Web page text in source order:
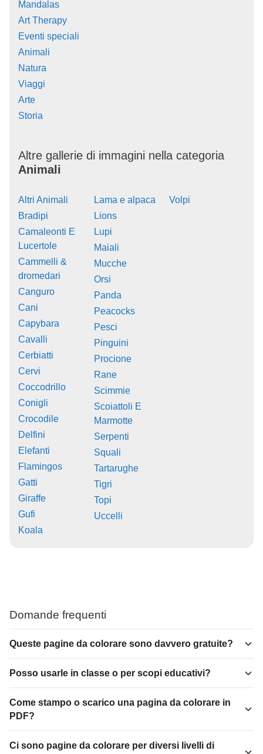
Mandalas
Art Therapy
Eventi speciali
Animali
Natura
Viaggi
Arte
Storia
Altre gallerie di immagini nella categoria
Animali
Altri Animali
Bradipi
Camaleonti E
Lucertole
Cammelli &
dromedari
Canguro
Cani
Capybara
Cavalli
Cerbiatti
Cervi
Coccodrillo
Conigli
Crocodile
Delfini
Elefanti
Flamingos
Gatti
Giraffe
Gufi
Koala
Lama e alpaca
Lions
Lupi
Maiali
Mucche
Orsi
Panda
Peacocks
Pesci
Pinguini
Procione
Rane
Scimmie
Scoiattoli E
Marmotte
Serpenti
Squali
Tartarughe
Tigri
Topi
Uccelli
Volpi
Domande frequenti
Queste pagine da colorare sono davvero gratuite?
Posso usarle in classe o per scopi educativi?
Come stampo o scarico una pagina da colorare in
PDF?
Ci sono pagine da colorare per diversi livelli di